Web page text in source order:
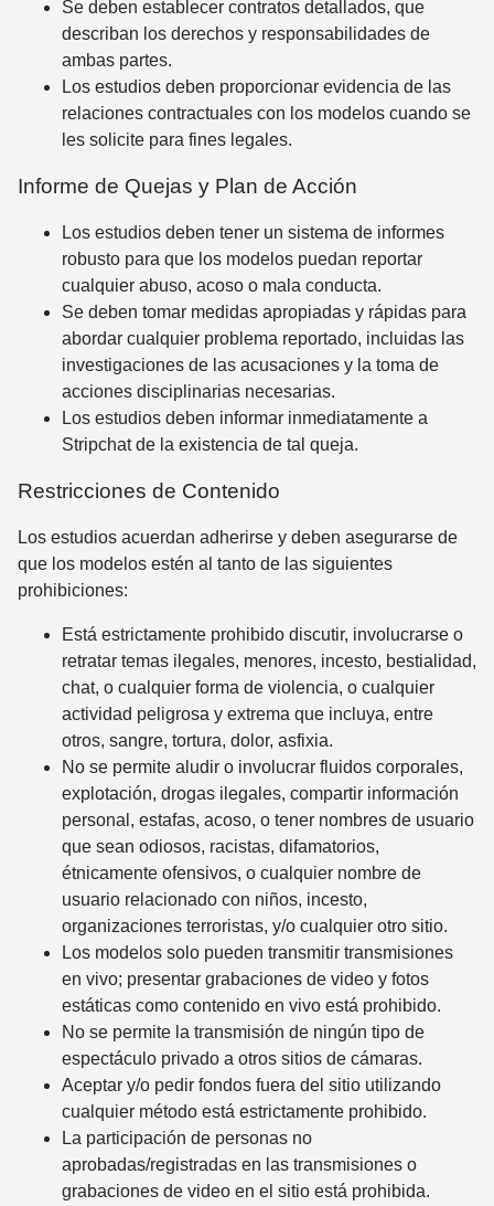
Se deben establecer contratos detallados, que
describan los derechos y responsabilidades de
ambas partes.
Los estudios deben proporcionar evidencia de las
relaciones contractuales con los modelos cuando se
les solicite para fines legales.
Informe de Quejas y Plan de Acción
Los estudios deben tener un sistema de informes
robusto para que los modelos puedan reportar
cualquier abuso, acoso o mala conducta.
Se deben tomar medidas apropiadas y rápidas para
abordar cualquier problema reportado, incluidas las
investigaciones de las acusaciones y la toma de
acciones disciplinarias necesarias.
Los estudios deben informar inmediatamente a
Stripchat de la existencia de tal queja.
Restricciones de Contenido
Los estudios acuerdan adherirse y deben asegurarse de
que los modelos estén al tanto de las siguientes
prohibiciones:
Está estrictamente prohibido discutir, involucrarse o
retratar temas ilegales, menores, incesto, bestialidad,
chat, o cualquier forma de violencia, o cualquier
actividad peligrosa y extrema que incluya, entre
otros, sangre, tortura, dolor, asfixia.
No se permite aludir o involucrar fluidos corporales,
explotación, drogas ilegales, compartir información
personal, estafas, acoso, o tener nombres de usuario
que sean odiosos, racistas, difamatorios,
étnicamente ofensivos, o cualquier nombre de
usuario relacionado con niños, incesto,
organizaciones terroristas, y/o cualquier otro sitio.
Los modelos solo pueden transmitir transmisiones
en vivo; presentar grabaciones de video y fotos
estáticas como contenido en vivo está prohibido.
No se permite la transmisión de ningún tipo de
espectáculo privado a otros sitios de cámaras.
Aceptar y/o pedir fondos fuera del sitio utilizando
cualquier método está estrictamente prohibido.
La participación de personas no
aprobadas/registradas en las transmisiones o
grabaciones de video en el sitio está prohibida.